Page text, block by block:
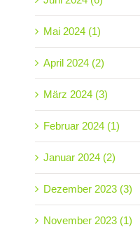
Mai 2024 (1)
April 2024 (2)
März 2024 (3)
Februar 2024 (1)
Januar 2024 (2)
Dezember 2023 (3)
November 2023 (1)